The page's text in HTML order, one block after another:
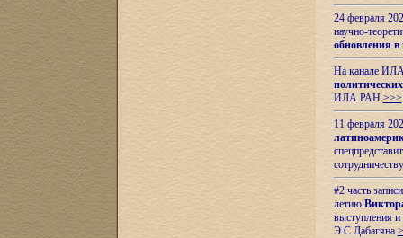
24 февраля
научно-
обновления в
На канале
ИЛА РАН >>>
11 февраля
#2 часть
летию
выступления
Э.С.Дабагяна